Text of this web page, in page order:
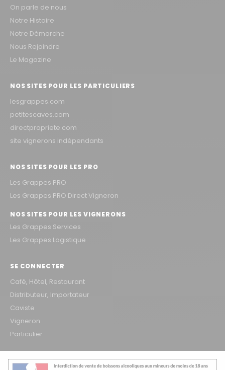
On parle de nous
Notre Histoire
Notre Démarche
Nous Rejoindre
Le Magazine
NOS SITES POUR LES PARTICULIERS
lesgrappes.com
petitescaves.com
directpropriete.com
site vignerons indépendants
NOS SITES POUR LES PRO
Les Grappes PRO
Les Grappes PRO Direct Vigneron
NOS SITES POUR LES VIGNERONS
Les Grappes Services
Les Grappes Logistique
SE CONNECTER
Café, Hôtel, Restaurant
Distributeur, Importateur
Caviste
Vigneron
Particulier